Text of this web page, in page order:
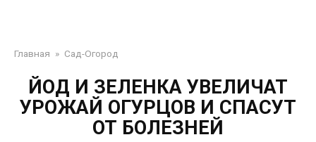
Главная » Сад-Огород
ЙОД И ЗЕЛЕНКА УВЕЛИЧАТ
УРОЖАЙ ОГУРЦОВ И СПАСУТ
ОТ БОЛЕЗНЕЙ